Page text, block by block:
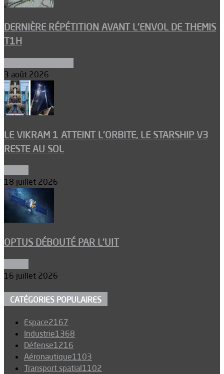
DERNIÈRE RÉPÉTITION AVANT L’ENVOL DE THEMIS
T1H
3 août 2026
LE VIKRAM 1 ATTEINT L’ORBITE, LE STARSHIP V3
RESTE AU SOL
18 juillet 2026
OPTUS DÉBOUTÉ PAR L’UIT
16 juillet 2026
CATÉGORIES POPULAIRES
Espace2167
Industrie1368
Défense1216
Aéronautique1103
Transport spatial1102